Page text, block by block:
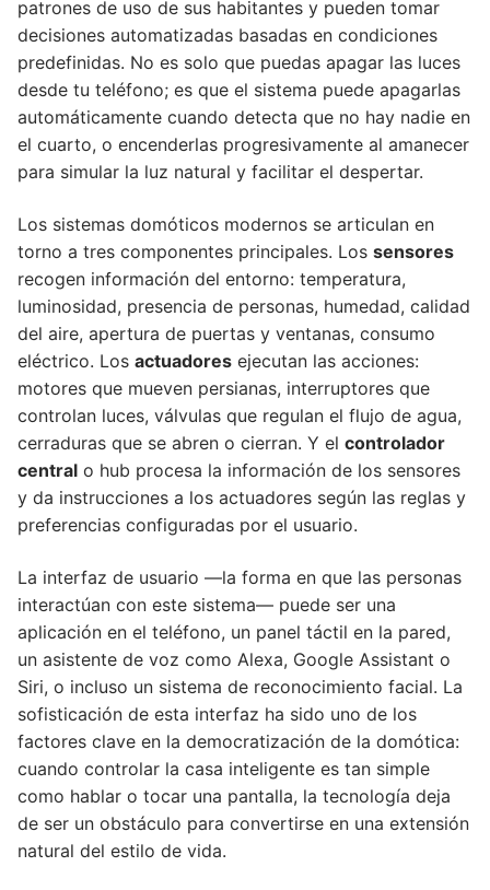
patrones de uso de sus habitantes y pueden tomar
decisiones automatizadas basadas en condiciones
predefinidas. No es solo que puedas apagar las luces
desde tu teléfono; es que el sistema puede apagarlas
automáticamente cuando detecta que no hay nadie en
el cuarto, o encenderlas progresivamente al amanecer
para simular la luz natural y facilitar el despertar.
Los sistemas domóticos modernos se articulan en
torno a tres componentes principales. Los sensores
recogen información del entorno: temperatura,
luminosidad, presencia de personas, humedad, calidad
del aire, apertura de puertas y ventanas, consumo
eléctrico. Los actuadores ejecutan las acciones:
motores que mueven persianas, interruptores que
controlan luces, válvulas que regulan el flujo de agua,
cerraduras que se abren o cierran. Y el controlador
central o hub procesa la información de los sensores
y da instrucciones a los actuadores según las reglas y
preferencias configuradas por el usuario.
La interfaz de usuario —la forma en que las personas
interactúan con este sistema— puede ser una
aplicación en el teléfono, un panel táctil en la pared,
un asistente de voz como Alexa, Google Assistant o
Siri, o incluso un sistema de reconocimiento facial. La
sofisticación de esta interfaz ha sido uno de los
factores clave en la democratización de la domótica:
cuando controlar la casa inteligente es tan simple
como hablar o tocar una pantalla, la tecnología deja
de ser un obstáculo para convertirse en una extensión
natural del estilo de vida.